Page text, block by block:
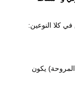
كلا النوعين:
يكون